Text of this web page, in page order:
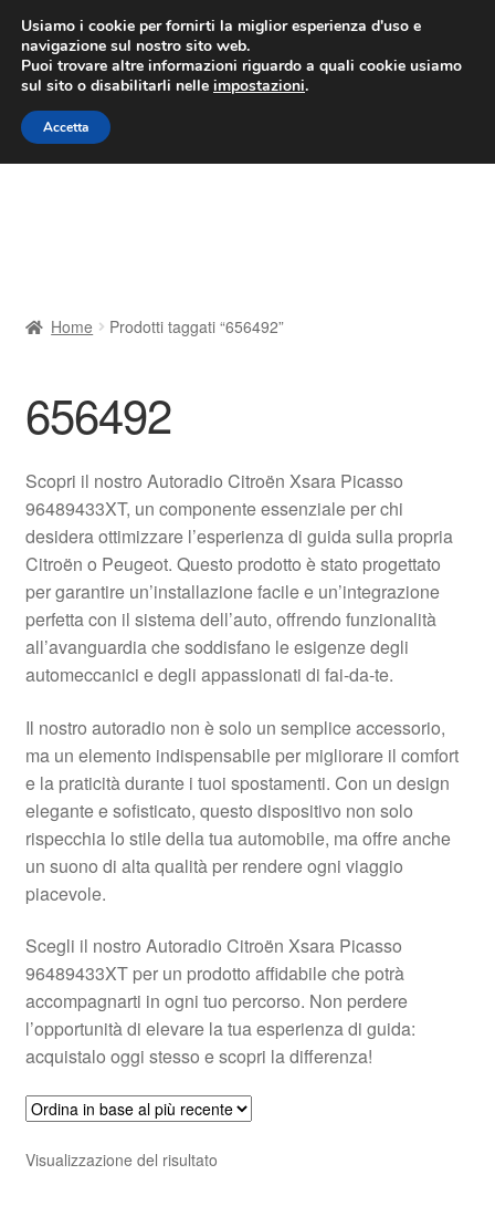
CONSEGNA da 7 EUR
Lun-Ven 9:00 - 16:00/800 580 290
Vai
alla
navigazione
Vai
al
contenuto
Contatto
Il mio account
Pagamenti
Politica sulla riservatezza
Procedura di Reclamo
Rimostranza
Spedizione in tutto il mondo
Termini e condizioni
Home Prodotti taggati “656492”
656492
Scopri il nostro Autoradio Citroën Xsara Picasso
96489433XT, un componente essenziale per chi
desidera ottimizzare l’esperienza di guida sulla propria
Citroën o Peugeot. Questo prodotto è stato progettato
per garantire un’installazione facile e un’integrazione
perfetta con il sistema dell’auto, offrendo funzionalità
all’avanguardia che soddisfano le esigenze degli
automeccanici e degli appassionati di fai-da-te.
Il nostro autoradio non è solo un semplice accessorio,
ma un elemento indispensabile per migliorare il comfort
e la praticità durante i tuoi spostamenti. Con un design
elegante e sofisticato, questo dispositivo non solo
rispecchia lo stile della tua automobile, ma offre anche
un suono di alta qualità per rendere ogni viaggio
piacevole.
Scegli il nostro Autoradio Citroën Xsara Picasso
96489433XT per un prodotto affidabile che potrà
accompagnarti in ogni tuo percorso. Non perdere
l’opportunità di elevare la tua esperienza di guida:
acquistalo oggi stesso e scopri la differenza!
Visualizzazione del risultato
Usiamo i cookie per fornirti la miglior esperienza d'uso e
navigazione sul nostro sito web.
Puoi trovare altre informazioni riguardo a quali cookie usiamo
sul sito o disabilitarli nelle impostazioni.
Accetta